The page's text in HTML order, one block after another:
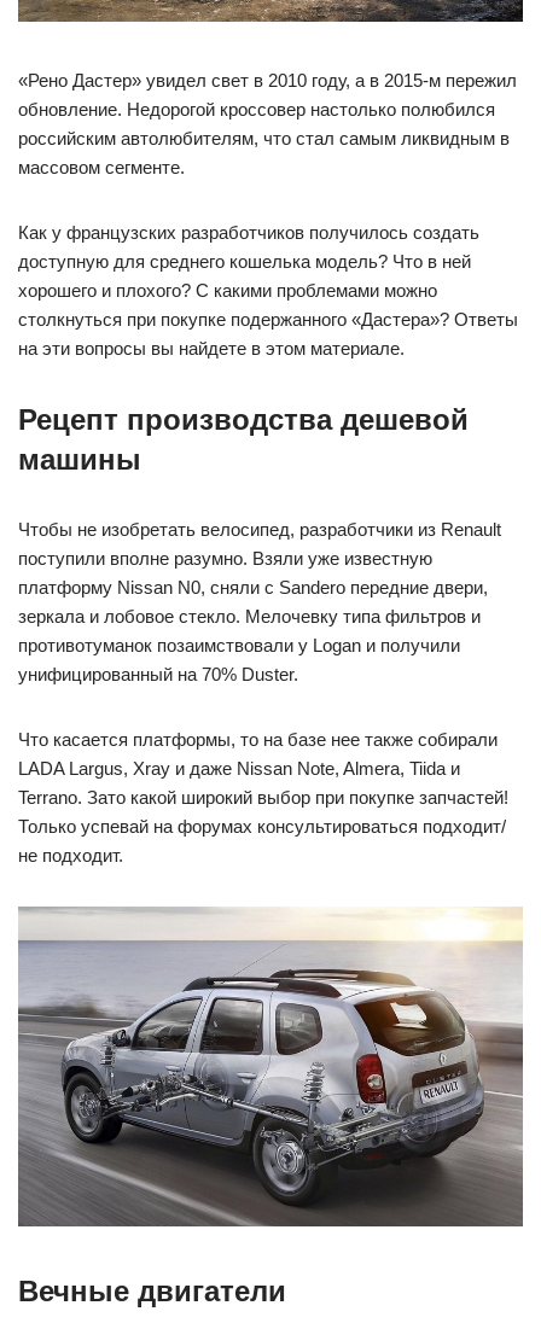
«Рено Дастер» увидел свет в 2010 году, а в 2015-м пережил
обновление. Недорогой кроссовер настолько полюбился
российским автолюбителям, что стал самым ликвидным в
массовом сегменте.
Как у французских разработчиков получилось создать
доступную для среднего кошелька модель? Что в ней
хорошего и плохого? С какими проблемами можно
столкнуться при покупке подержанного «Дастера»? Ответы
на эти вопросы вы найдете в этом материале.
Рецепт производства дешевой
машины
Чтобы не изобретать велосипед, разработчики из Renault
поступили вполне разумно. Взяли уже известную
платформу Nissan N0, сняли с Sandero передние двери,
зеркала и лобовое стекло. Мелочевку типа фильтров и
противотуманок позаимствовали у Logan и получили
унифицированный на 70% Duster.
Что касается платформы, то на базе нее также собирали
LADA Largus, Xray и даже Nissan Note, Almera, Tiida и
Terrano. Зато какой широкий выбор при покупке запчастей!
Только успевай на форумах консультироваться подходит/
не подходит.
Вечные двигатели